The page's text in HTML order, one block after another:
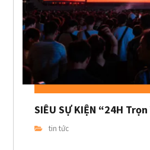
SIÊU SỰ KIỆN “24H
tin tức